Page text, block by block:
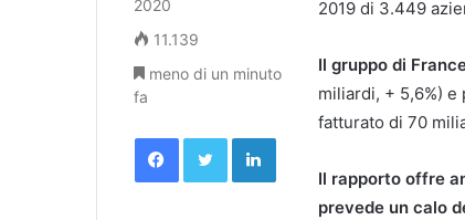
2019 di 3.449
Il gruppo di
miliardi, + 5,6%)
fatturato di 70
Il rapporto offre
prevede un calo
2020
11.139
meno di un minuto
fa
Facebook Twitter LinkedIn